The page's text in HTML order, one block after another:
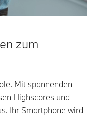
zum
Mit spannenden
Highscores und
Ihr Smartphone wird